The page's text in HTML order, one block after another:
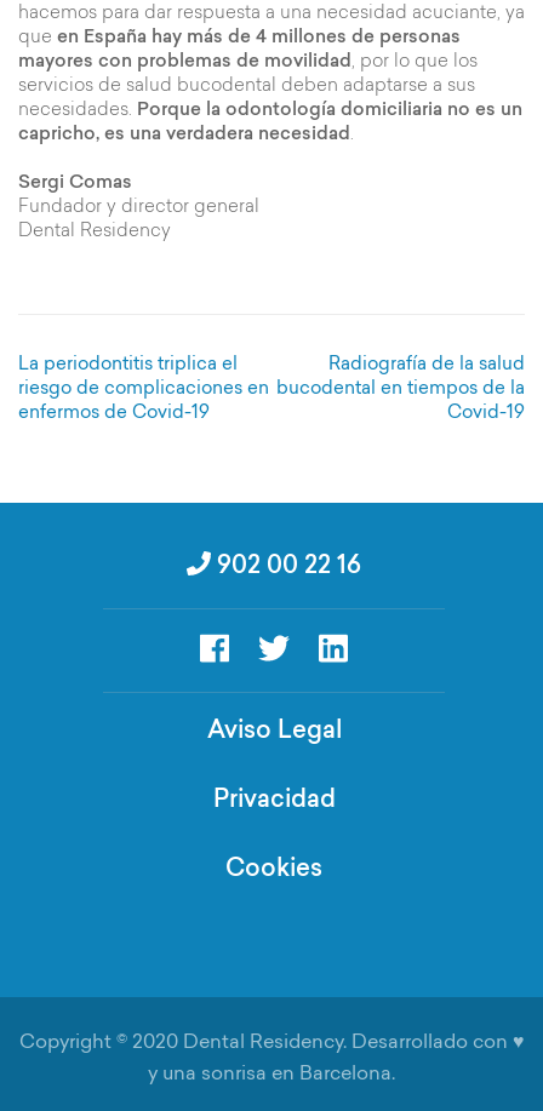
hacemos para dar respuesta a una necesidad acuciante, ya
que en España hay más de 4 millones de personas
mayores con problemas de movilidad , por lo que los
servicios de salud bucodental deben adaptarse a sus
necesidades. Porque la odontología domiciliaria no es un
capricho, es una verdadera necesidad .
Sergi Comas
Fundador y director general
Dental Residency
Navegación
de
entradas
La periodontitis triplica el
riesgo de complicaciones en
enfermos de Covid-19
Radiografía de la salud
bucodental en tiempos de la
Covid-19
902 00 22 16
Aviso Legal
Privacidad
Cookies
Copyright © 2020 Dental Residency. Desarrollado con ♥
y una sonrisa en Barcelona.